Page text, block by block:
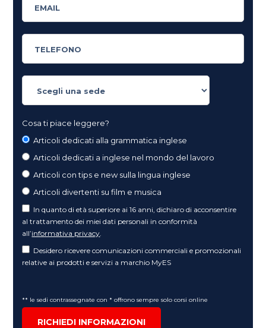
Cosa ti piace leggere?
Articoli dedicati alla grammatica inglese
Articoli dedicati a inglese nel mondo del lavoro
Articoli con tips e new sulla lingua inglese
Articoli divertenti su film e musica
In quanto di età superiore ai 16 anni, dichiaro di acconsentire
al trattamento dei miei dati personali in conformità
all’informativa privacy
Desidero ricevere comunicazioni commerciali e promozionali
relative ai prodotti e servizi a marchio MyES
** le sedi contrassegnate con * offrono sempre solo corsi online
RICHIEDI INFORMAZIONI